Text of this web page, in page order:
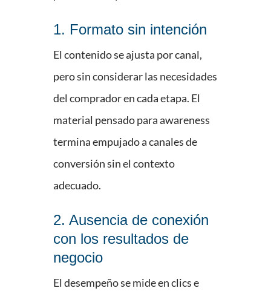
1. Formato sin intención
El contenido se ajusta por canal,
pero sin considerar las necesidades
del comprador en cada etapa. El
material pensado para awareness
termina empujado a canales de
conversión sin el contexto
adecuado.
2. Ausencia de conexión
con los resultados de
negocio
El desempeño se mide en clics e